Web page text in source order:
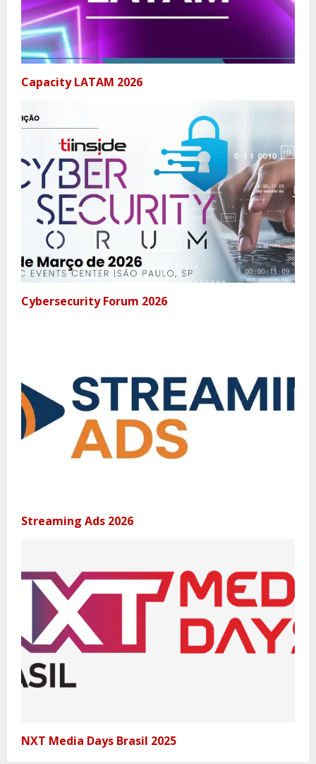
Capacity LATAM 2026
Cybersecurity Forum 2026
Streaming Ads 2026
NXT Media Days Brasil 2025